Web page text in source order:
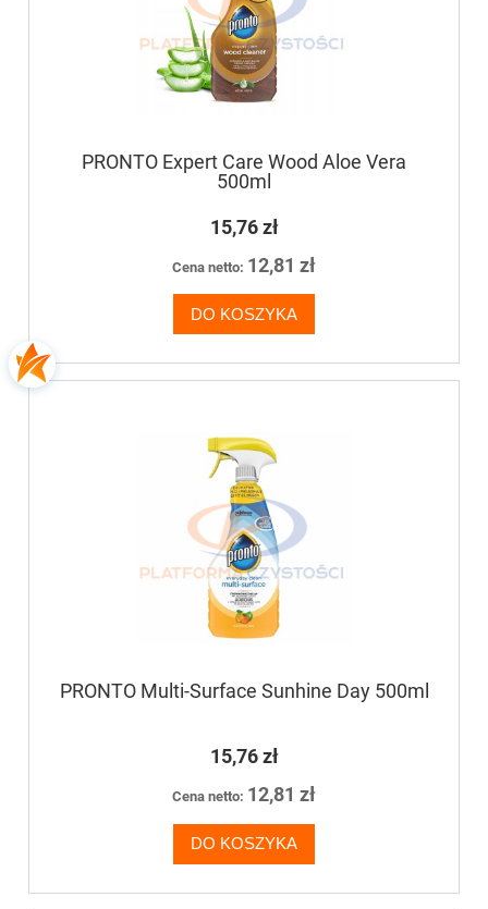
PRONTO Expert Care Wood Aloe Vera
500ml
15,76 zł
Cena netto: 12,81 zł
DO KOSZYKA
PRONTO Multi-Surface Sunhine Day 500ml
15,76 zł
Cena netto: 12,81 zł
DO KOSZYKA